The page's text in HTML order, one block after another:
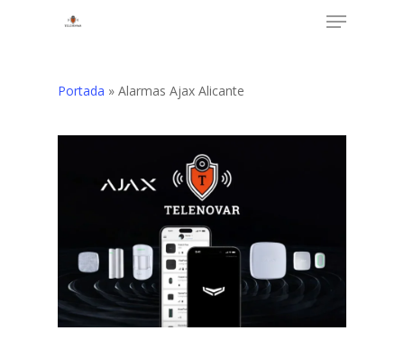
Menu
Portada » Alarmas Ajax Alicante